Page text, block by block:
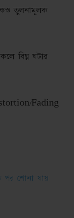
তুলনামূলক
বিঘ্ন ঘটার
Fading
পর শোনা যায়